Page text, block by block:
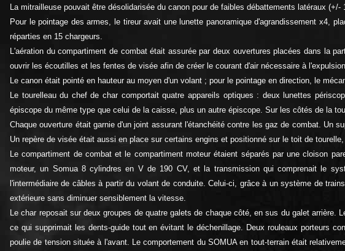
La mitrailleuse pouvait être désolidarisée du canon pour de faibles débattements latéraux (+/-
Pour le pointage des armes, le tireur avait une lunette panoramique d'agrandissement x4,
réparties en 15 chargeurs.
L'aération du compartiment de combat était assurée par deux ouvertures placées dans la
ouvrir les écoutilles et les fentes de visée afin de créer le courant d'air nécessaire à
Le canon était pointé en hauteur au moyen d'un volant ; pour le pointage en direction, le
Le tourelleau du chef de char comportait quatre appareils optiques : deux lunettes
épiscope du même type que celui de la caisse, plus un autre épiscope. Sur les côtés de la
Chaque ouverture était garnie d'un joint assurant l'étanchéité contre les gaz de combat. Un
Un repère de visée était aussi en place sur certains engins et positionné sur le toit de tourelle,
Le compartiment de combat et le compartiment moteur étaient séparés par une cloison
moteur, un Somua 8 cylindres en V de 190 CV, et la transmission qui comprenait le
l'intermédiaire de câbles à partir du volant de conduite. Celui-ci, grâce à un système de
extérieure sans diminuer sensiblement la vitesse.
Le char reposait sur deux groupes de quatre galets de chaque côté, en sus du galet
ce qui supprimait les dents-guide tout en évitant le déchenillage. Deux rouleaux porteurs
poulie de tension située à l'avant. Le comportement du SOMUA en tout-terrain était